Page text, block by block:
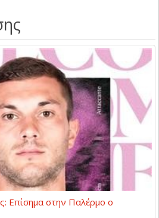
Επίσημα στην Παλέρμο ο